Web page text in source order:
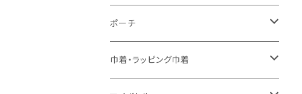
再生ファブリック
コットン
5oz
10oz
コットン
シーチング
キャンパス
ジュートコットン
再生ファブリック
5oz
デニム
ポリエステル
お買い物バッグ
ボトル
ポーチ
オーガニックコットン
巾着・ラッピング巾着